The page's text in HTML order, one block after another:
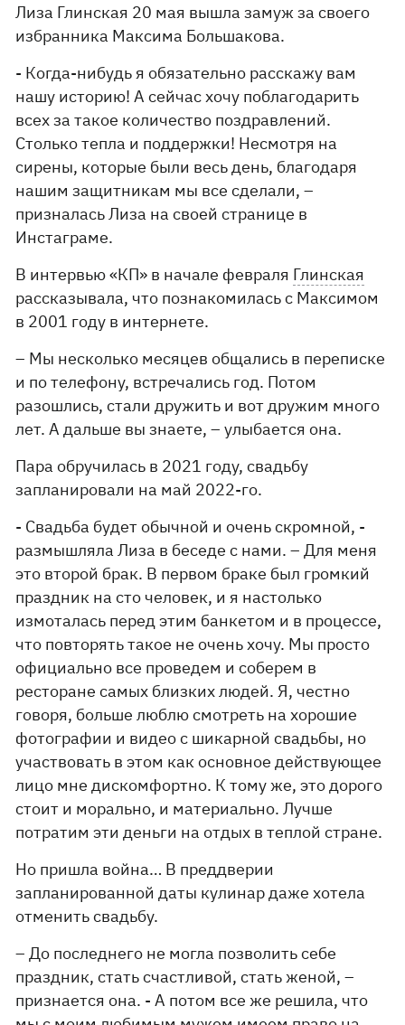
Лиза Глинская 20 мая вышла замуж за своего
избранника Максима Большакова.
- Когда-нибудь я обязательно расскажу вам
нашу историю! А сейчас хочу поблагодарить
всех за такое количество поздравлений.
Столько тепла и поддержки! Несмотря на
сирены, которые были весь день, благодаря
нашим защитникам мы все сделали, –
призналась Лиза на своей странице в
Инстаграме.
В интервью «КП» в начале февраля Глинская
рассказывала, что познакомилась с Максимом
в 2001 году в интернете.
– Мы несколько месяцев общались в переписке
и по телефону, встречались год. Потом
разошлись, стали дружить и вот дружим много
лет. А дальше вы знаете, – улыбается она.
Пара обручилась в 2021 году, свадьбу
запланировали на май 2022-го.
- Свадьба будет обычной и очень скромной, -
размышляла Лиза в беседе с нами. – Для меня
это второй брак. В первом браке был громкий
праздник на сто человек, и я настолько
измоталась перед этим банкетом и в процессе,
что повторять такое не очень хочу. Мы просто
официально все проведем и соберем в
ресторане самых близких людей. Я, честно
говоря, больше люблю смотреть на хорошие
фотографии и видео с шикарной свадьбы, но
участвовать в этом как основное действующее
лицо мне дискомфортно. К тому же, это дорого
стоит и морально, и материально. Лучше
потратим эти деньги на отдых в теплой стране.
Но пришла война… В преддверии
запланированной даты кулинар даже хотела
отменить свадьбу.
– До последнего не могла позволить себе
праздник, стать счастливой, стать женой, –
признается она. - А потом все же решила, что